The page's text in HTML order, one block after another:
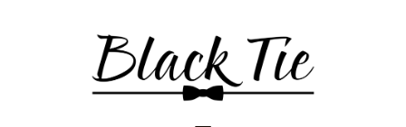
STORES
APPOINTMENTS